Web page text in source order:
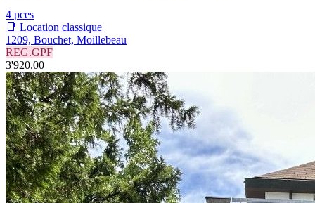
4 pces
📑 Location classique
1209, Bouchet, Moillebeau
REG.GPF
3'920.00